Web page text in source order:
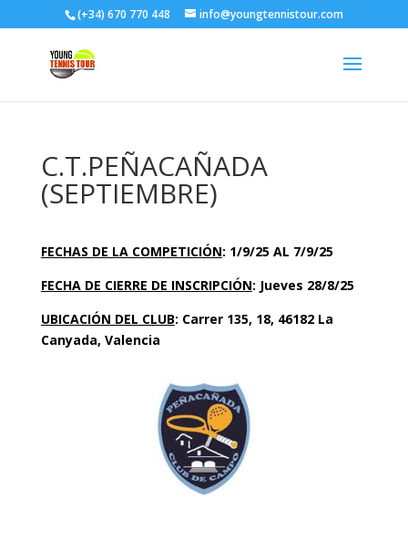
(+34) 670 770 448 info@youngtennistour.com
C.T.PEÑACAÑADA
(SEPTIEMBRE)
FECHAS DE LA COMPETICIÓN: 1/9/25 AL 7/9/25
FECHA DE CIERRE DE INSCRIPCIÓN: Jueves 28/8/25
UBICACIÓN DEL CLUB: Carrer 135, 18, 46182 La
Canyada, Valencia